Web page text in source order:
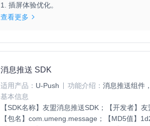
1. 插屏体验优化。
查看更多
消息推送 SDK
适用产品： U-Push 功能介绍： 消息推送组件
基本信息
【SDK名称】 友盟消息推送SDK； 【开发者】 友
【包名】 com.umeng.message； 【MD5值】